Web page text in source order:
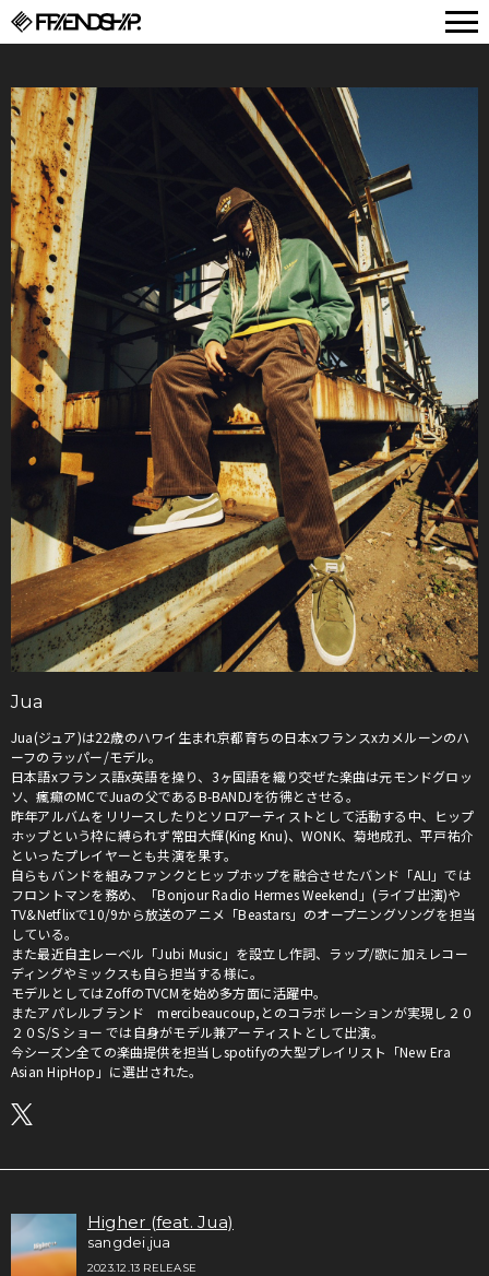
Jua
Jua(ジュア)は22歳のハワイ生まれ京都育ちの日本xフランスxカメルーンのハ
ーフのラッパー/モデル。
日本語xフランス語x英語を操り、3ヶ国語を織り交ぜた楽曲は元モンドグロッ
ソ、瘋癲のMCでJuaの父であるB-BANDJを彷彿とさせる。
昨年アルバムをリリースしたりとソロアーティストとして活動する中、ヒップ
ホップという枠に縛られず常田大輝(King Knu)、WONK、菊地成孔、平戸祐介
といったプレイヤーとも共演を果す。
自らもバンドを組みファンクとヒップホップを融合させたバンド「ALI」では
フロントマンを務め、「Bonjour Radio Hermes Weekend」(ライブ出演)や
TV&Netflixで10/9から放送のアニメ「Beastars」のオープニングソングを担当
している。
また最近自主レーベル「Jubi Music」を設立し作詞、ラップ/歌に加えレコー
ディングやミックスも自ら担当する様に。
モデルとしてはZoffのTVCMを始め多方面に活躍中。
またアパレルブランド mercibeaucoup,とのコラボレーションが実現し２０
２０S/S ショー では自身がモデル兼アーティストとして出演。
今シーズン全ての楽曲提供を担当しspotifyの大型プレイリスト「New Era
Asian HipHop」に選出された。
Higher (feat. Jua)
sangdei,jua
2023.12.13 RELEASE